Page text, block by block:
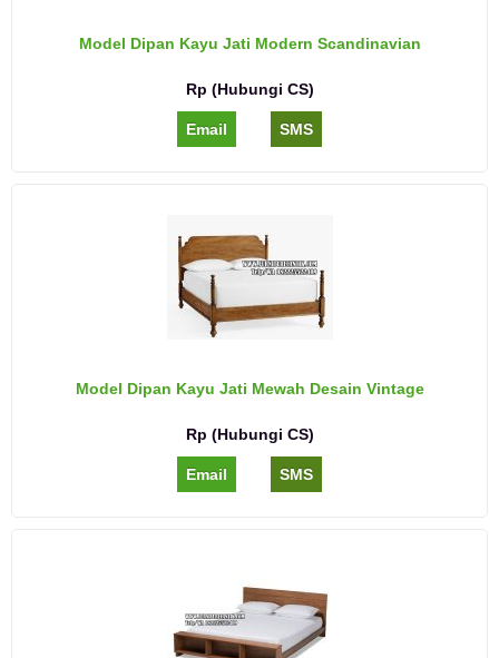
Model Dipan Kayu Jati Modern Scandinavian
Rp (Hubungi CS)
Email SMS
Model Dipan Kayu Jati Mewah Desain Vintage
Rp (Hubungi CS)
Email SMS